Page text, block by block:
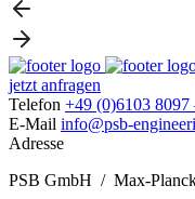
jetzt anfragen
Telefon +49 (0)6103 8097
E-Mail info@psb-
Adresse
PSB GmbH / Max-